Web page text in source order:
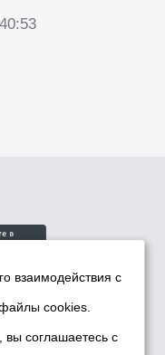
политики мэрии
взаимодействия с
cookies.
вы соглашаетесь с